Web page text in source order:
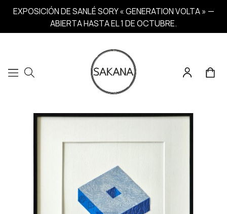
EXPOSICIÓN DE SANLÉ SORY « GENERATION VOLTA » —
ABIERTA HASTA EL 1 DE OCTUBRE.